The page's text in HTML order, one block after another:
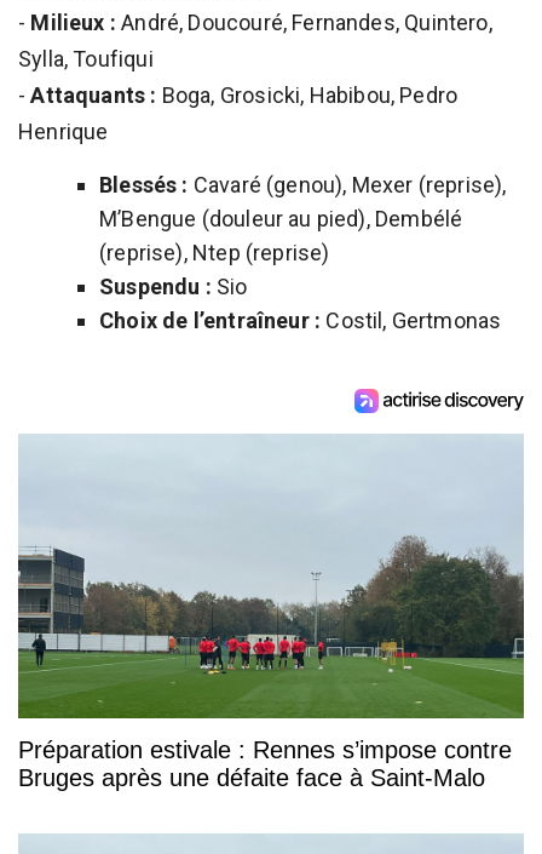
- Milieux : André, Doucouré, Fernandes, Quintero,
Sylla, Toufiqui
-Attaquants : Boga, Grosicki, Habibou, Pedro
Henrique
Blessés : Cavaré (genou), Mexer (reprise),
M’Bengue (douleur au pied), Dembélé
(reprise), Ntep (reprise)
Suspendu : Sio
Choix de l’entraîneur : Costil, Gertmonas
Préparation estivale : Rennes s’impose contre
Bruges après une défaite face à Saint-Malo